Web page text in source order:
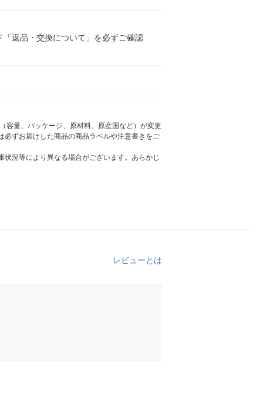
返品・交換について」を必ずご確認
容量、パッケージ、原材料、原産国など）が変更
ずお届けした商品の商品ラベルや注意書きをご
況等により異なる場合がございます。あらかじ
レビューとは